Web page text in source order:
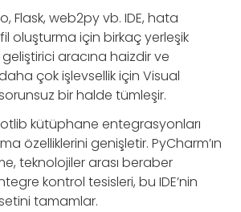
Flask, web2py vb. IDE, hata
oluşturma için birkaç yerleşik
aracına haizdir ve
çok işlevsellik için Visual
bir halde tümleşir.
kütüphane entegrasyonları
özelliklerini genişletir. PyCharm’ın
teknolojiler arası beraber
kontrol tesisleri, bu IDE’nin
tamamlar.